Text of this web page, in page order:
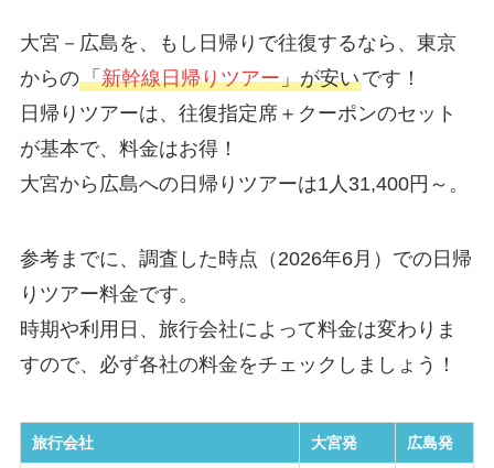
大宮－広島を、もし日帰りで往復するなら、東京
からの「新幹線日帰りツアー」が安いです！
日帰りツアーは、往復指定席＋クーポンのセット
が基本で、料金はお得！
大宮から広島への日帰りツアーは1人31,400円～。
参考までに、調査した時点（2026年6月）での日帰
りツアー料金です。
時期や利用日、旅行会社によって料金は変わりま
すので、必ず各社の料金をチェックしましょう！
旅行会社 大宮発 広島発